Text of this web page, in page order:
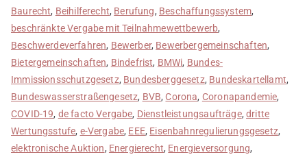
Baurecht, Beihilferecht, Berufung, Beschaffungssystem,
beschränkte Vergabe mit Teilnahmewettbewerb,
Beschwerdeverfahren, Bewerber, Bewerbergemeinschaften,
Bietergemeinschaften, Bindefrist, BMWi, Bundes-
Immissionsschutzgesetz, Bundesberggesetz, Bundeskartellamt,
Bundeswasserstraßengesetz, BVB,Corona, Coronapandemie,
COVID-19, de facto Vergabe, Dienstleistungsaufträge,dritte
Wertungsstufe, e-Vergabe, EEE, Eisenbahnregulierungsgesetz,
elektronische Auktion, Energierecht, Energieversorgung,